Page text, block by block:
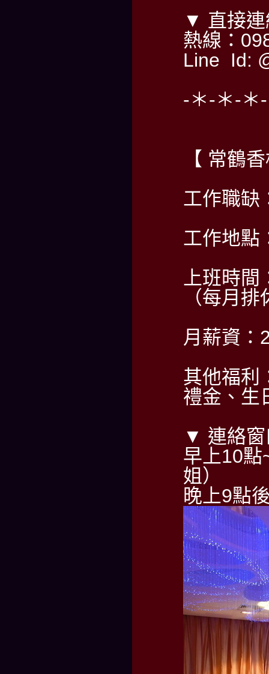
▼ 直接連
熱線：
Line Id:
-＊-＊-＊
【 常鶴
工作職缺
工作地點
上班時
（每月
月薪資：
其他福利
禮金、生
▼ 連絡窗
早上10點
姐）
晚上9點